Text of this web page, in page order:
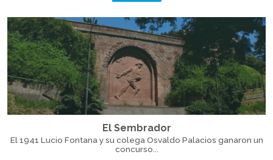
El Sembrador
El 1941 Lucio Fontana y su colega Osvaldo Palacios ganaron un
concurso...